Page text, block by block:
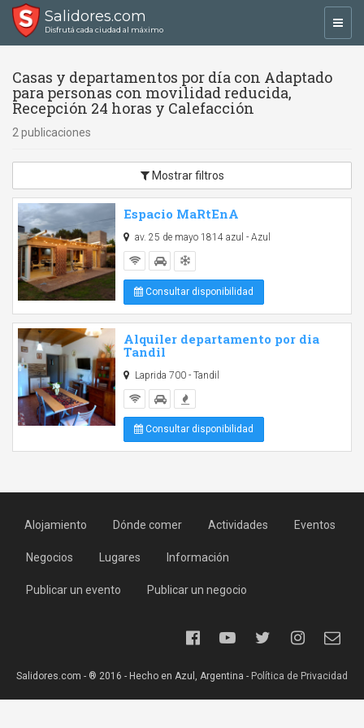
Salidores.com
Disfrutá cada ciudad al máximo
Casas y departamentos por día con Adaptado
para personas con movilidad reducida,
Recepción 24 horas y Calefacción
2 publicaciones
Mostrar filtros
Espacio MaRtEnA
av. 25 de mayo 1814 azul - Azul
Consultar disponibilidad
Alquiler departamento por dia
Tandil
Laprida 700 - Tandil
Consultar disponibilidad
Alojamiento Dónde comer Actividades Eventos
Negocios Lugares Información
Publicar un evento Publicar un negocio
Salidores.com - ® 2016 - Hecho en Azul, Argentina - Política de Privacidad